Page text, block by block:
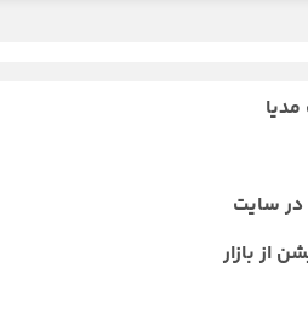
سایت
از بازار